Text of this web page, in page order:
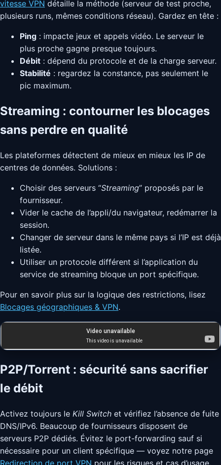
vitesse VPN détaille la méthode (serveur de test proche,
plusieurs runs, mêmes conditions réseau). Gardez en tête :
Ping : impacte jeux et appels vidéo. Le serveur le
plus proche gagne presque toujours.
Débit : dépend du protocole et de la charge serveur.
Stabilité : regardez la constance, pas seulement le
pic maximum.
Streaming : contourner les blocages
sans perdre en qualité
Les plateformes détectent de mieux en mieux les IP de
centres de données. Solutions :
Choisir des serveurs “Streaming” proposés par le
fournisseur.
Vider le cache de l’appli/du navigateur, redémarrer la
session.
Changer de serveur dans le même pays si l’IP est déjà
listée.
Utiliser un protocole différent si l’application du
service de streaming bloque un port spécifique.
Pour en savoir plus sur la logique des restrictions, lisez
Blocages géographiques & VPN.
Si la vidéo ne s’affiche pas,ouvrez-la sur YouTube
P2P/Torrent : sécurité sans sacrifier
le débit
Activez toujours le Kill Switch et vérifiez l’absence de fuite
DNS/IPv6. Beaucoup de fournisseurs disposent de
serveurs P2P dédiés. Évitez le port-forwarding sauf si
nécessaire pour un client spécifique — voyez notre page
Redirection de port VPN pour les risques et cas d’usage.